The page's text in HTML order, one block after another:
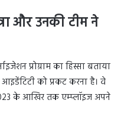
और उनकी टीम ने
प्रोग्राम का हिस्सा बताया
को प्रकट करना है। वे
के आखिर तक एम्प्लॉइज अपने